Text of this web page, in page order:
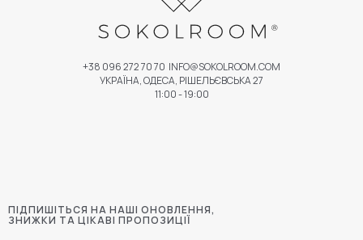
ПІДПИШІТЬСЯ НА НАШІ ОНОВЛЕННЯ,
ЗНИЖКИ ТА ЦІКАВІ ПРОПОЗИЦІЇ
+38 096 272 70 70 INFO@SOKOLROOM.COM
УКРАЇНА, ОДЕСА, РІШЕЛЬЄВСЬКА 27
11:00 - 19:00